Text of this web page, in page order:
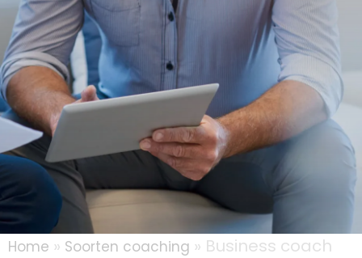
Home » Soorten coaching » Business coach